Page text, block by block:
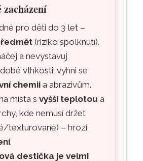
zacházení
pro děti do 3 let –
(riziko spolknutí).
a nevystavuj
vlhkosti; vyhni se
chemii a abrazivům.
místa svyšší teplotou a
kde nemusí držet
texturované) – hrozí
.
destička je velmi